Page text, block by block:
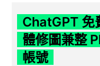
ChatGPT 免
體修圖兼整
帳號